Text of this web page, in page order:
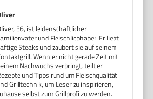
36, ist leidenschaftlicher
und Fleischliebhaber. Er liebt
Steaks und zaubert sie auf seinem
Wenn er nicht gerade Zeit mit
Nachwuchs verbringt, teilt er
und Tipps rund um Fleischqualität
Grilltechnik, um Leser zu inspirieren,
selbst zum Grillprofi zu werden.